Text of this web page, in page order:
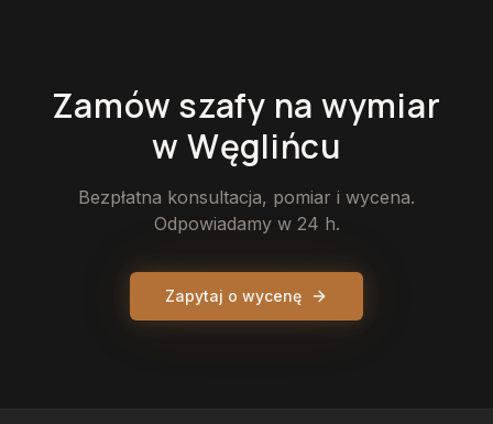
Zamów szafy na wymiar
w Węglińcu
Bezpłatna konsultacja, pomiar i wycena.
Odpowiadamy w 24 h.
Zapytaj o wycenę